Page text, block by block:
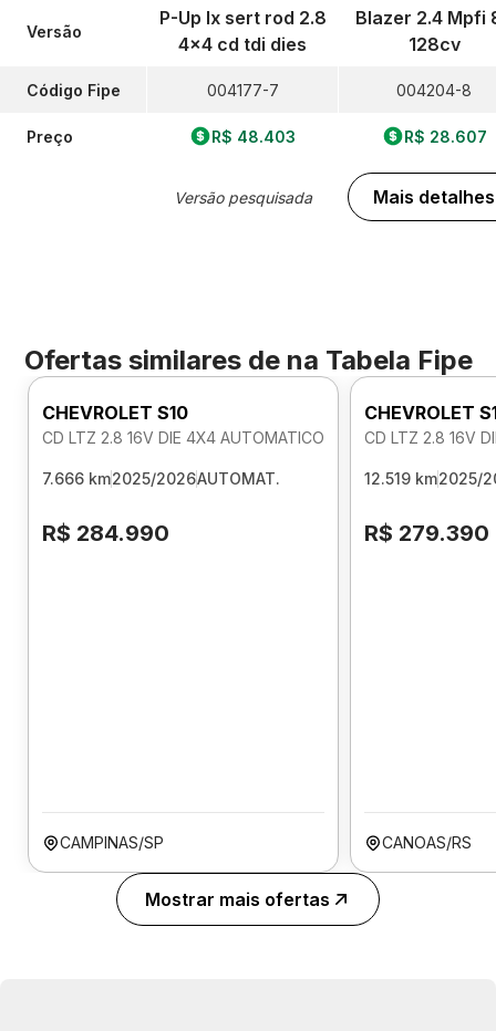
Versão
Código Fipe
Preço
P-Up lx sert rod 2.8
4x4 cd tdi dies
004177-7
R$ 48.403
Versão pesquisada
Blazer 2.4 Mpfi
128cv
004204-8
R$ 28.607
Mais detalhes
Ofertas similares de na Tabela Fipe
CHEVROLET S10
CD LTZ 2.8 16V DIE 4X4 AUTOMATICO
7.666 km2025/2026AUTOMAT.
R$ 284.990
CAMPINAS/SP
CHEVROLET
CD LTZ 2.8 16V
12.519 km2025/
R$ 279.390
CANOAS/RS
Mostrar mais ofertas